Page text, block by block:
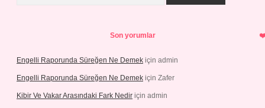
Son yorumlar
Engelli Raporunda Süreğen Ne Demek için admin
Engelli Raporunda Süreğen Ne Demek için Zafer
Kibir Ve Vakar Arasındaki Fark Nedir için admin